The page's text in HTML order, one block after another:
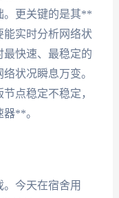
。更关键的是其**
实时分析网络状
快速、最稳定的
状况瞬息万变。
点稳定不稳定，
**。
今天在宿舍用